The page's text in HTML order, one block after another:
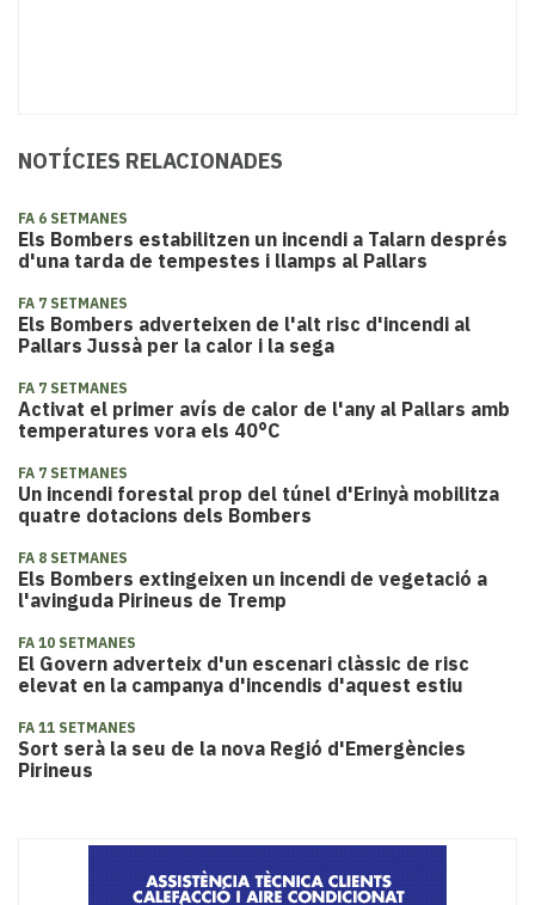
NOTÍCIES RELACIONADES
FA 6 SETMANES
Els Bombers estabilitzen un incendi a Talarn després
d'una tarda de tempestes i llamps al Pallars
FA 7 SETMANES
Els Bombers adverteixen de l'alt risc d'incendi al
Pallars Jussà per la calor i la sega
FA 7 SETMANES
Activat el primer avís de calor de l'any al Pallars amb
temperatures vora els 40°C
FA 7 SETMANES
​Un incendi forestal prop del túnel d'Erinyà mobilitza
quatre dotacions dels Bombers
FA 8 SETMANES
​Els Bombers extingeixen un incendi de vegetació a
l'avinguda Pirineus de Tremp
FA 10 SETMANES
El Govern adverteix d'un escenari clàssic de risc
elevat en la campanya d'incendis d'aquest estiu
FA 11 SETMANES
Sort serà la seu de la nova Regió d'Emergències
Pirineus